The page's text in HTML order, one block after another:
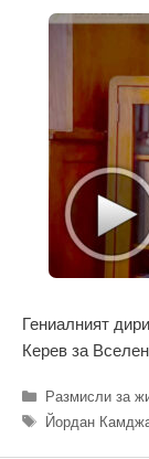
Гениалният
Керев за
Категории
Размисли за
Етикети
Йордан